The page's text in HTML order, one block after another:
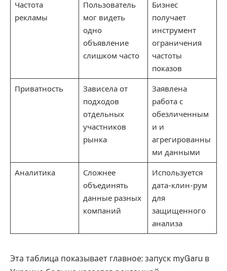
Частота
рекламы
Пользователь
мог видеть
одно
объявление
слишком часто
Бизнес
получает
инструмент
ограничения
частоты
показов
Приватность
Зависела от
подходов
отдельных
участников
рынка
Заявлена
работа с
обезличенным
и и
агрегированны
ми данными
Аналитика
Сложнее
объединять
данные разных
компаний
Используется
дата-клин-рум
для
защищенного
анализа
Эта таблица показывает главное: запуск myGaru в